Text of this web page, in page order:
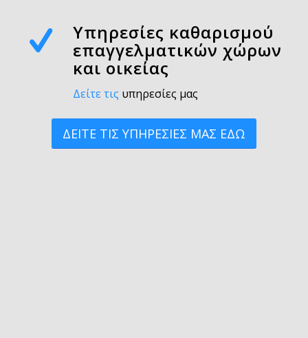
Υπηρεσίες καθαρισμού
επαγγελματικών χώρων
και οικείας
Δείτε τις υπηρεσίες μας
ΔΕΙΤΕ ΤΙΣ ΥΠΗΡΕΣΙΕΣ ΜΑΣ ΕΔΩ